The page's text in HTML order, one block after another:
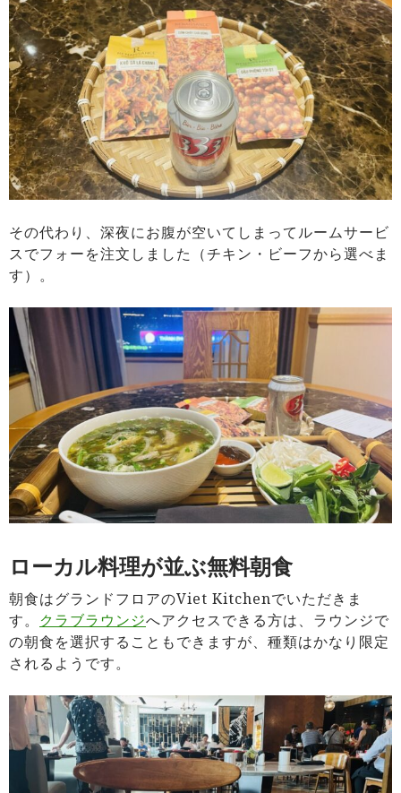
その代わり、深夜にお腹が空いてしまってルームサービ
スでフォーを注文しました（チキン・ビーフから選べま
す）。
ローカル料理が並ぶ無料朝食
朝食はグランドフロアのViet Kitchenでいただきま
す。 クラブラウンジへアクセスできる方は、ラウンジで
の朝食を選択することもできますが、種類はかなり限定
されるようです。